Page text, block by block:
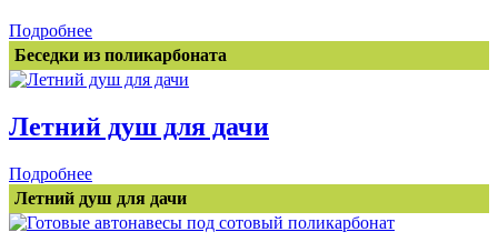
Подробнее
Беседки из поликарбоната
Летний душ для дачи
Подробнее
Летний душ для дачи